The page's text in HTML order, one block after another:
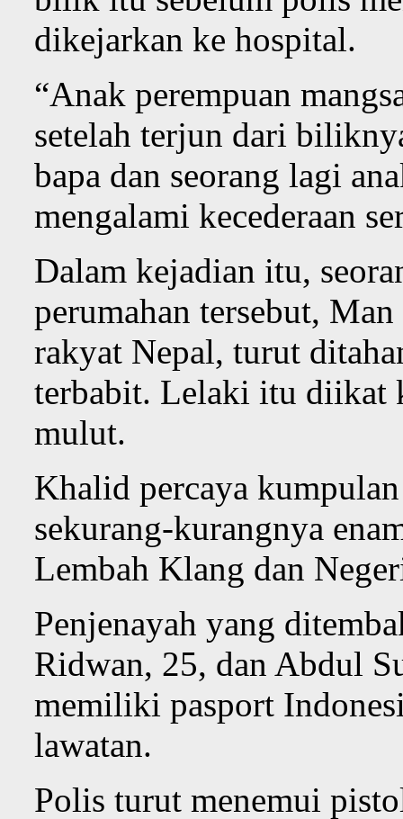
dikejarkan ke hospital.
“Anak perempuan
setelah terjun dari
bapa dan seorang lagi
mengalami kecederaan
Dalam kejadian itu,
perumahan tersebut,
rakyat Nepal, turut
terbabit. Lelaki itu diikat
mulut.
Khalid percaya
sekurang-kurangnya
Lembah Klang dan
Penjenayah yang
Ridwan, 25, dan Abdul
memiliki pasport
lawatan.
Polis turut menemui